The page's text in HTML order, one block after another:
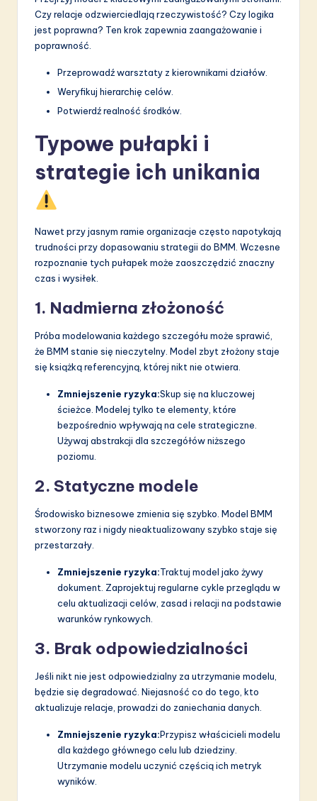
Czy relacje odzwierciedlają rzeczywistość? Czy logika
jest poprawna? Ten krok zapewnia zaangażowanie i
poprawność.
Przeprowadź warsztaty z kierownikami działów.
Weryfikuj hierarchię celów.
Potwierdź realność środków.
Typowe pułapki i
strategie ich unikania
Nawet przy jasnym ramie organizacje często napotykają
trudności przy dopasowaniu strategii do BMM. Wczesne
rozpoznanie tych pułapek może zaoszczędzić znaczny
czas i wysiłek.
1. Nadmierna złożoność
Próba modelowania każdego szczegółu może sprawić,
że BMM stanie się nieczytelny. Model zbyt złożony staje
się książką referencyjną, której nikt nie otwiera.
Zmniejszenie ryzyka:Skup się na kluczowej
ścieżce. Modelej tylko te elementy, które
bezpośrednio wpływają na cele strategiczne.
Używaj abstrakcji dla szczegółów niższego
poziomu.
2. Statyczne modele
Środowisko biznesowe zmienia się szybko. Model BMM
stworzony raz i nigdy nieaktualizowany szybko staje się
przestarzały.
Zmniejszenie ryzyka:Traktuj model jako żywy
dokument. Zaprojektuj regularne cykle przeglądu w
celu aktualizacji celów, zasad i relacji na podstawie
warunków rynkowych.
3. Brak odpowiedzialności
Jeśli nikt nie jest odpowiedzialny za utrzymanie modelu,
będzie się degradować. Niejasność co do tego, kto
aktualizuje relacje, prowadzi do zaniechania danych.
Zmniejszenie ryzyka:Przypisz właścicieli modelu
dla każdego głównego celu lub dziedziny.
Utrzymanie modelu uczynić częścią ich metryk
wyników.